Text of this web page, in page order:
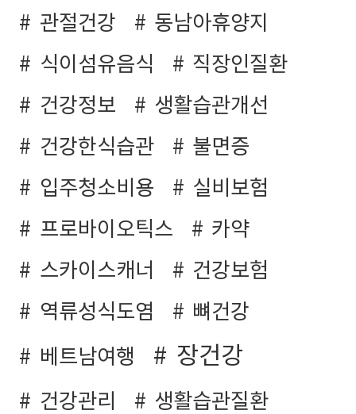
관절건강
동남아휴양지
식이섬유음식
직장인질환
건강정보
생활습관개선
건강한식습관
불면증
입주청소비용
실비보험
프로바이오틱스
카약
스카이스캐너
건강보험
역류성식도염
뼈건강
베트남여행
장건강
건강관리 생활습관질환